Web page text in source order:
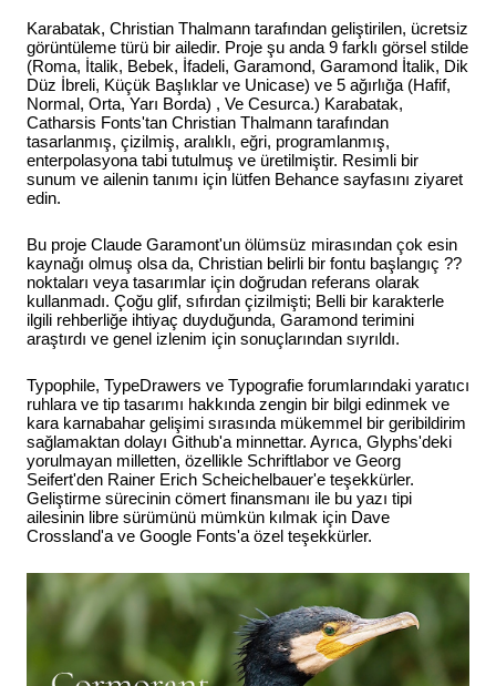
Karabatak, Christian Thalmann tarafından geliştirilen, ücretsiz
görüntüleme türü bir ailedir. Proje şu anda 9 farklı görsel stilde
(Roma, İtalik, Bebek, İfadeli, Garamond, Garamond İtalik, Dik
Düz İbreli, Küçük Başlıklar ve Unicase) ve 5 ağırlığa (Hafif,
Normal, Orta, Yarı Borda) , Ve Cesurca.) Karabatak,
Catharsis Fonts'tan Christian Thalmann tarafından
tasarlanmış, çizilmiş, aralıklı, eğri, programlanmış,
enterpolasyona tabi tutulmuş ve üretilmiştir. Resimli bir
sunum ve ailenin tanımı için lütfen Behance sayfasını ziyaret
edin.
Bu proje Claude Garamont'un ölümsüz mirasından çok esin
kaynağı olmuş olsa da, Christian belirli bir fontu başlangıç ??
noktaları veya tasarımlar için doğrudan referans olarak
kullanmadı. Çoğu glif, sıfırdan çizilmişti; Belli bir karakterle
ilgili rehberliğe ihtiyaç duyduğunda, Garamond terimini
araştırdı ve genel izlenim için sonuçlarından sıyrıldı.
Typophile, TypeDrawers ve Typografie forumlarındaki yaratıcı
ruhlara ve tip tasarımı hakkında zengin bir bilgi edinmek ve
kara karnabahar gelişimi sırasında mükemmel bir geribildirim
sağlamaktan dolayı Github'a minnettar. Ayrıca, Glyphs'deki
yorulmayan milletten, özellikle Schriftlabor ve Georg
Seifert'den Rainer Erich Scheichelbauer'e teşekkürler.
Geliştirme sürecinin cömert finansmanı ile bu yazı tipi
ailesinin libre sürümünü mümkün kılmak için Dave
Crossland'a ve Google Fonts'a özel teşekkürler.